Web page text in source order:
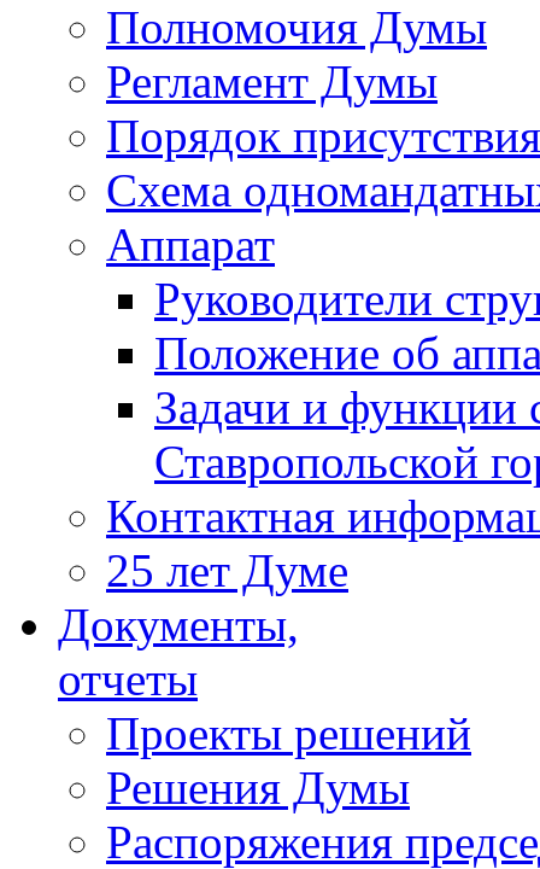
Полномочия Думы
Регламент Думы
Порядок
Схема
Аппарат
Руководители
Положение об
Задачи и функции
Ставропольской
Контактная
25 лет Думе
Документы,
отчеты
Проекты решений
Решения Думы
Распоряжения